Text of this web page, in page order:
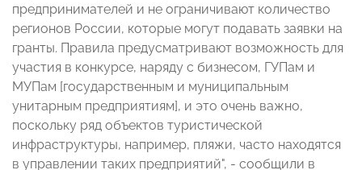
предпринимателей и не ограничивают количество
регионов России, которые могут подавать заявки на
гранты. Правила предусматривают возможность для
участия в конкурсе, наряду с бизнесом, ГУПам и
МУПам [государственным и муниципальным
унитарным предприятиям], и это очень важно,
поскольку ряд объектов туристической
инфраструктуры, например, пляжи, часто находятся
в управлении таких предприятий", - сообщили в